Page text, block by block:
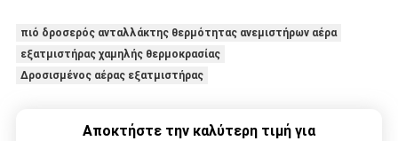
πιό δροσερός ανταλλάκτης θερμότητας ανεμιστήρων αέρα
εξατμιστήρας χαμηλής θερμοκρασίας
Δροσισμένος αέρας εξατμιστήρας
Αποκτήστε την καλύτερη τιμή για